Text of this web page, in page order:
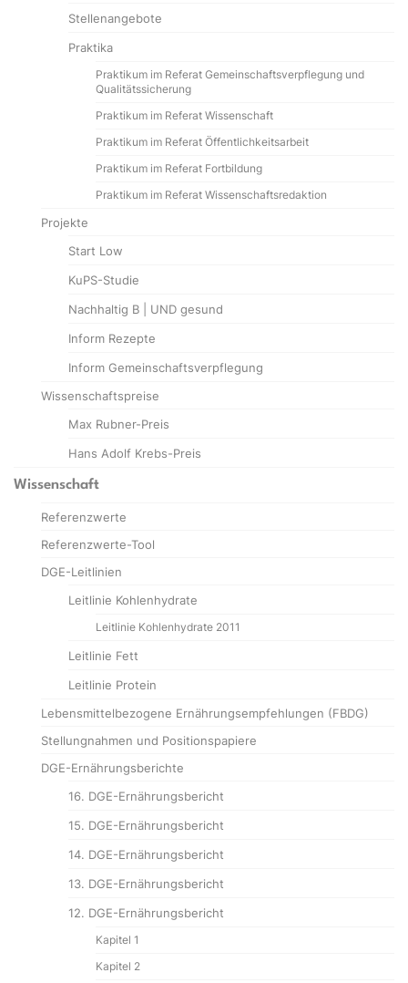
Stellenangebote
Praktika
Praktikum im Referat Gemeinschaftsverpflegung und
Qualitätssicherung
Praktikum im Referat Wissenschaft
Praktikum im Referat Öffentlichkeitsarbeit
Praktikum im Referat Fortbildung
Praktikum im Referat Wissenschaftsredaktion
Projekte
Start Low
KuPS-Studie
Nachhaltig B | UND gesund
Inform Rezepte
Inform Gemeinschaftsverpflegung
Wissenschaftspreise
Max Rubner-Preis
Hans Adolf Krebs-Preis
Wissenschaft
Referenzwerte
Referenzwerte-Tool
DGE-Leitlinien
Leitlinie Kohlenhydrate
Leitlinie Kohlenhydrate 2011
Leitlinie Fett
Leitlinie Protein
Lebensmittelbezogene Ernährungsempfehlungen (FBDG)
Stellungnahmen und Positionspapiere
DGE-Ernährungsberichte
16. DGE-Ernährungsbericht
15. DGE-Ernährungsbericht
14. DGE-Ernährungsbericht
13. DGE-Ernährungsbericht
12. DGE-Ernährungsbericht
Kapitel 1
Kapitel 2